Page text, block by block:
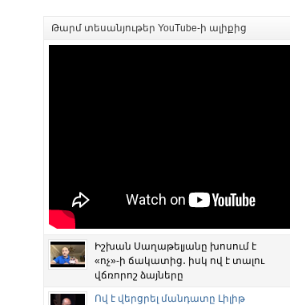
Թարմ տեսանյութեր YouTube-ի ալիքից
Իշխան Սաղաթելյանը խոսում է
«ոչ»-ի ճակատից․ իսկ ով է տալու
վճռորոշ ձայները
Ով է վերցրել մանդատը Լիլիթ